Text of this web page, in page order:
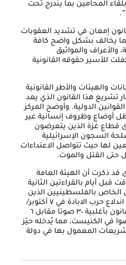
المحامين بما يندرج تحت
إمعان في تشديد العقوبات
يخالف بشكل واضح كافة
والأعراف والمواثيق
للأسير حقوقه القانونية
والهيئات والأطر القانونية
تشريع هذا القانون الذي يعد
الدولية. وأوضح المركز
ظل أوضاع وظروف إنسانية غير
قطاع غزة الذين يتعرضون
السجون الإسرائيلية
لها حيث تتواصل الاعتداءات
حتى القتل والموت.
ذكرت أن الهيئة العامة
قبل أيام بالقراءتين الثانية
الخاص بالفلسطينيين الذين
اعتقلوا من قطاع غزة منذ اندلاع حرب الابادة في ٧ أكتوبر/
تشرين الأول ٢٠٢٣، وأُقر القانون بأغلبية ٣٠ صوتا مقابل ٦
من أصل ١٢٠ عضوا في الكنيست، مما يُدخله حيّز
المعمول بها في دولة